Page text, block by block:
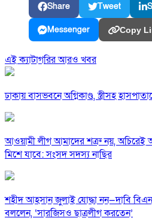
Share Tweet
Messenger Copy
এই ক্যাটাগরির আরও খবর
ঢাকায় বাসভবনে অগ্নিকাণ্ড, স্ত্রীসহ
আওয়ামী লীগ আমাদের শত্রু নয়, অচিরেই
মিশে যাবে: সংসদ সদস্য নাছির
শহীদ আহসান জুলাই যোদ্ধা নন—দাবি
বললেন, ‘সারজিসও ছাত্রলীগ করতেন’